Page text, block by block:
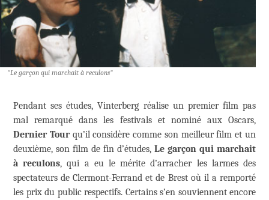
"Le garçon qui marchait à reculons"
Pendant ses études, Vinterberg réalise un premier film pas
mal remarqué dans les festivals et nominé aux Oscars,
Dernier Tourqu’il considère comme son meilleur film et un
deuxième, son film de fin d’études, Le garçon qui marchait
à reculons, qui a eu le mérite d’arracher les larmes des
spectateurs de Clermont-Ferrand et de Brest où il a remporté
les prix du public respectifs. Certains s’en souviennent encore